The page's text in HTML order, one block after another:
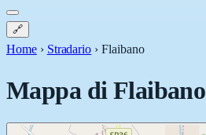
🔗
Home › Stradario ›Flaibano
Mappa diFlaibano